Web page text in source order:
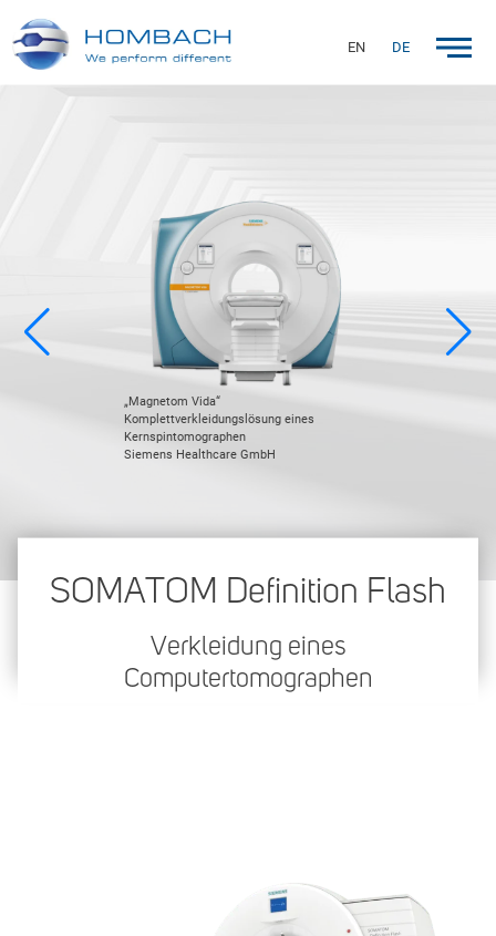
EN DE
„Magnetom Vida“
Komplettverkleidungslösung eines
Kernspintomographen
Siemens Healthcare GmbH
SOMATOM Definition Flash
Verkleidung eines
Computertomographen